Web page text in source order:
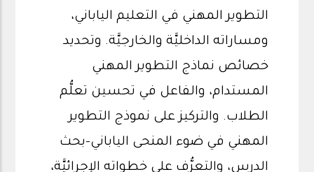
التطوير المهني في التعليم الياباني،
ومساراته الداخليَّة والخارجيَّة. وتحديد
خصائص نماذج التطوير المهني
المستدام، والفاعل في تحسين تعلُّم
الطلاب. والتركيز على نموذج التطوير
المهني في ضوء المنحى الياباني-بحث
الدرس، والتعرُّف على خطواته الإجرائيَّة،